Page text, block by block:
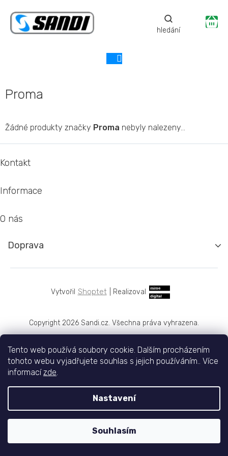
Tento web používá soubory cookie. Dalším procházením
tohoto webu vyjadřujete souhlas s jejich používáním.. Více
informacízde.
Nastavení
Souhlasím
obsah
Proma
Žádné produkty značky Proma nebyly nalezeny...
á
t
Kontakt
Informace
O nás
Doprava
Shoptet Realizoval
Copyright 2026 Sandi.cz. Všechna práva vyhrazena.